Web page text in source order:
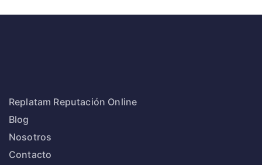
Replatam Reputación Online
Blog
Nosotros
Contacto